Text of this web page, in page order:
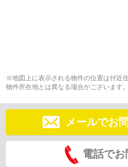
※地図上に表示される物件の位置は付近
物件所在地とは異なる場合がございます。
メールでお
電話で